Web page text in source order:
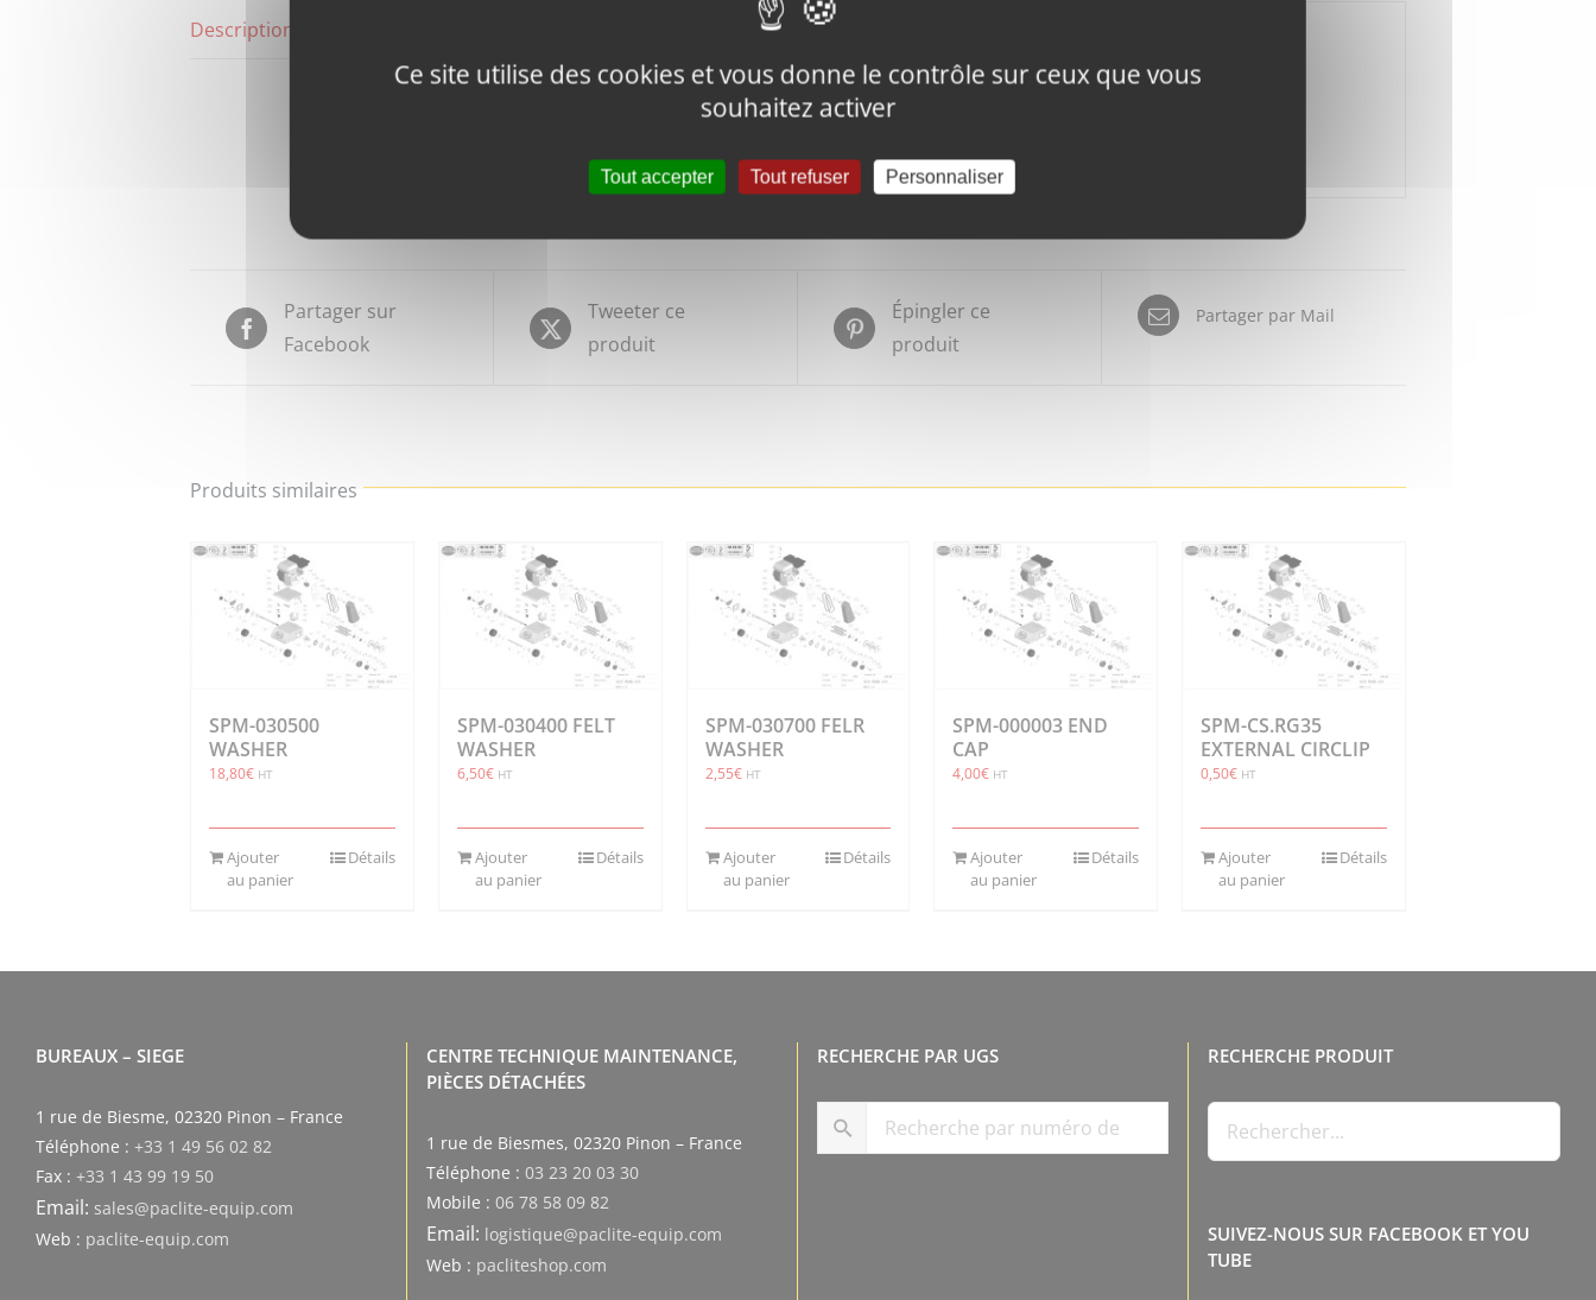
Description
Description
Partager sur
Facebook
Tweeter ce
produit
Épingler ce
produit
Partager par Mail
Produits similaires
SPM-030500
WASHER
18,80€ HT
Ajouter
au panier
Détails
SPM-030400 FELT
WASHER
6,50€ HT
Ajouter
au panier
Détails
SPM-030700 FELR
WASHER
2,55€ HT
Ajouter
au panier
Détails
SPM-000003 END
CAP
4,00€ HT
Ajouter
au panier
Détails
SPM-CS.RG35
EXTERNAL CIRCLIP
0,50€ HT
Ajouter
au panier
Détails
BUREAUX – SIEGE
1 rue de Biesme, 02320 Pinon – France
Téléphone : +33 1 49 56 02 82
Fax : +33 1 43 99 19 50
Email: sales@paclite-equip.com
Web : paclite-equip.com
CENTRE TECHNIQUE MAINTENANCE,
PIÈCES DÉTACHÉES
1 rue de Biesmes, 02320 Pinon – France
Téléphone : 03 23 20 03 30
Mobile : 06 78 58 09 82
Email: logistique@paclite-equip.com
Web : pacliteshop.com
RECHERCHE PAR UGS RECHERCHE PRODUIT
SUIVEZ-NOUS SUR FACEBOOK ET YOU
TUBE
Ce site utilise des cookies et vous donne le contrôle sur ceux que vous
souhaitez activer
Tout accepter Tout refuser Personnaliser